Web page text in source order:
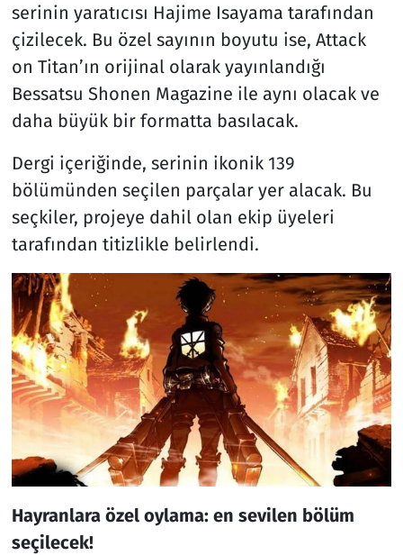
serinin yaratıcısı Hajime Isayama tarafından
çizilecek. Bu özel sayının boyutu ise, Attack
on Titan’ın orijinal olarak yayınlandığı
Bessatsu Shonen Magazine ile aynı olacak ve
daha büyük bir formatta basılacak.
Dergi içeriğinde, serinin ikonik 139
bölümünden seçilen parçalar yer alacak. Bu
seçkiler, projeye dahil olan ekip üyeleri
tarafından titizlikle belirlendi.
Hayranlara özel oylama: en sevilen bölüm
seçilecek!